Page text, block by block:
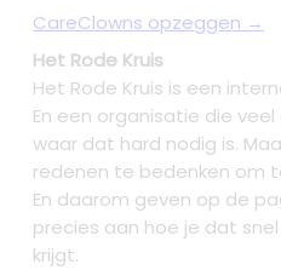
CareClowns opzeggen →
Het Rode Kruis
Het Rode Kruis is een
En een organisatie die
waar dat hard nodig is.
redenen te bedenken om
En daarom geven op de
precies aan hoe je dat
krijgt.